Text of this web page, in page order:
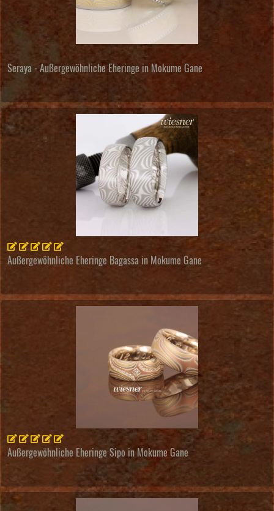
Seraya - Außergewöhnliche Eheringe in Mokume Gane
Außergewöhnliche Eheringe Bagassa in Mokume Gane
Außergewöhnliche Eheringe Sipo in Mokume Gane